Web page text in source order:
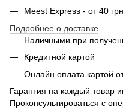
Meest Express - от 40
Подробнее о доставке
Наличными при
Кредитной картой
Онлайн оплата картой
Гарантия на каждый товар
Проконсультироваться с